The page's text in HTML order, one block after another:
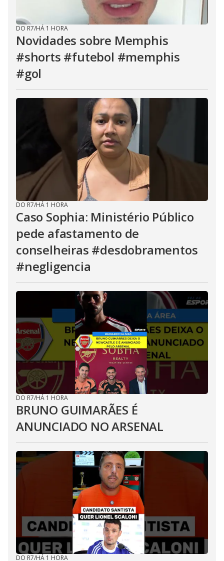
DO R7/HÁ 1 HORA
Novidades sobre Memphis
#shorts #futebol #memphis
#gol
DO R7/HÁ 1 HORA
Caso Sophia: Ministério Público
pede afastamento de
conselheiras #desdobramentos
#negligencia
DO R7/HÁ 1 HORA
BRUNO GUIMARÃES É
ANUNCIADO NO ARSENAL
DO R7/HÁ 1 HORA